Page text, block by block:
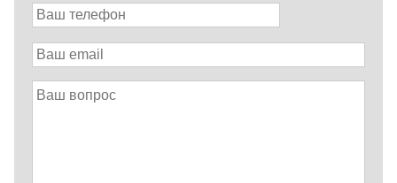
Ваш
телефон
Ваш
email
Ваш
вопрос